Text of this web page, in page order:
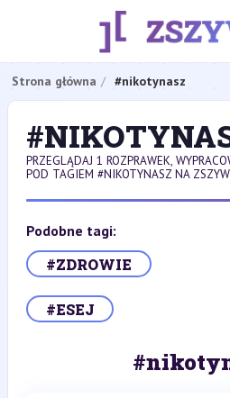
Strona główna #nikotynasz
PRZEGLĄDAJ 1 ROZPRAWEK,
POD TAGIEM #NIKOTYNASZ NA
Podobne tagi:
#ZDROWIE
#ESEJ